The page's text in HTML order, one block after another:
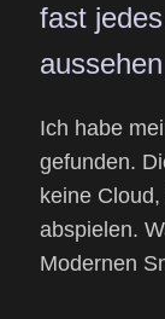
fast
Ich habe
gefunden.
keine
abspielen.
Modernen